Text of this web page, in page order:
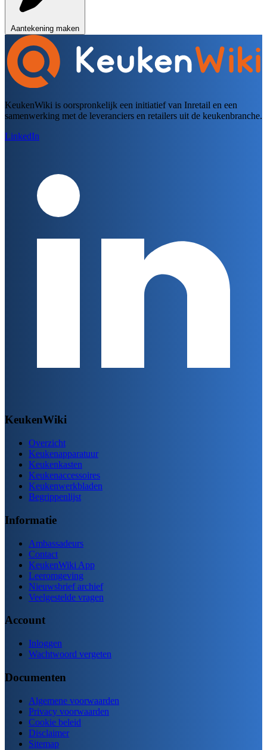
Aantekening maken
KeukenWiki is oorspronkelijk een initiatief van Inretail en een
samenwerking met de leveranciers en retailers uit de keukenbranche.
LinkedIn
KeukenWiki
Overzicht
Keukenapparatuur
Keukenkasten
Keukenaccessoires
Keukenwerkbladen
Begrippenlijst
Informatie
Ambassadeurs
Contact
KeukenWiki App
Leeromgeving
Nieuwsbrief archief
Veelgestelde vragen
Account
Inloggen
Wachtwoord vergeten
Documenten
Algemene voorwaarden
Privacy voorwaarden
Cookie beleid
Disclaimer
Sitemap